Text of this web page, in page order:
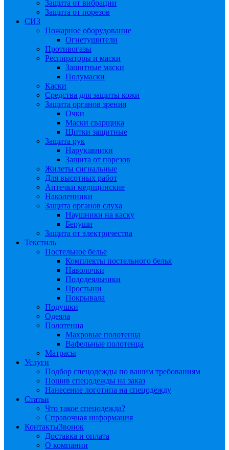
Защита от вибрации
Защита от порезов
СИЗ
Пожарное оборудование
Огнетушители
Противогазы
Респираторы и маски
Защитные маски
Полумаски
Каски
Средства для защиты кожи
Защита органов зрения
Очки
Маски сварщика
Щитки защитные
Защита рук
Нарукавники
Защита от порезов
Жилеты сигнальные
Для высотных работ
Аптечки медицинские
Наколенники
Защита органов слуха
Наушники на каску
Беруши
Защита от электричества
Текстиль
Постельное белье
Комплекты постельного белья
Наволочки
Пододеяльники
Простыни
Покрывала
Подушки
Одеяла
Полотенца
Махровые полотенца
Вафельные полотенца
Матрасы
Услуги
Подбор спецодежды по вашим требованиям
Пошив спецодежды на заказ
Нанесение логотипа на спецодежду
Статьи
Что такое спецодежда?
Справочная информация
КонтактыЗвонок
Доставка и оплата
О компании